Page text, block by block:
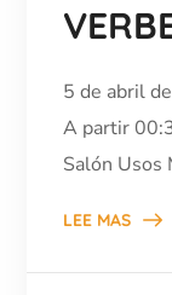
5 de abril
A partir
Salón Usos
LEE MAS